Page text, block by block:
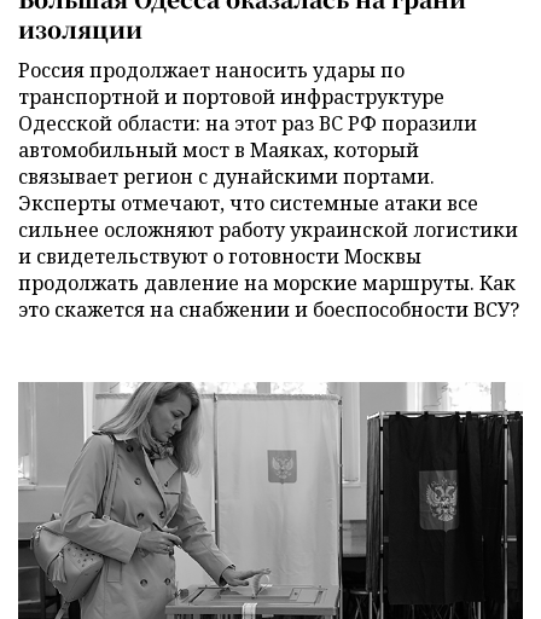
изоляции
Россия продолжает наносить удары по
транспортной и портовой инфраструктуре
Одесской области: на этот раз ВС РФ поразили
автомобильный мост в Маяках, который
связывает регион с дунайскими портами.
Эксперты отмечают, что системные атаки все
сильнее осложняют работу украинской логистики
и свидетельствуют о готовности Москвы
продолжать давление на морские маршруты. Как
это скажется на снабжении и боеспособности ВСУ?